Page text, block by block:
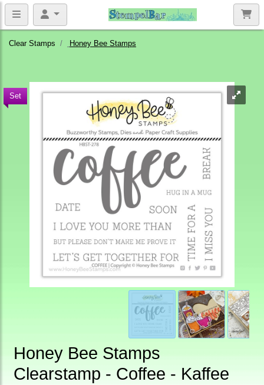
Clear Stamps Honey Bee Stamps
Set
Honey Bee Stamps
Clearstamp - Coffee - Kaffee